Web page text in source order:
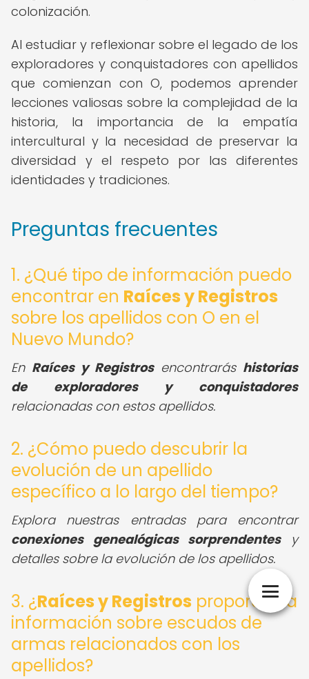
colonización.
Al estudiar y reflexionar sobre el legado de los
exploradores y conquistadores con apellidos
que comienzan con O, podemos aprender
lecciones valiosas sobre la complejidad de la
historia, la importancia de la empatía
intercultural y la necesidad de preservar la
diversidad y el respeto por las diferentes
identidades y tradiciones.
Preguntas frecuentes
1. ¿Qué tipo de información puedo
encontrar en Raíces y Registros
sobre los apellidos con O en el
Nuevo Mundo?
En Raíces y Registrosencontrarás historias
de exploradores y conquistadores
relacionadas con estos apellidos.
2. ¿Cómo puedo descubrir la
evolución de un apellido
específico a lo largo del tiempo?
Explora nuestras entradas para encontrar
conexiones genealógicas sorprendentesy
detalles sobre la evolución de los apellidos.
3. ¿Raíces y Registros proporciona
información sobre escudos de
armas relacionados con los
apellidos?